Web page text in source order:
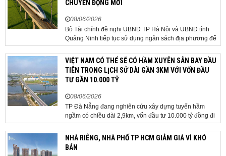
CHUYỂN ĐỘNG MỚI
08/06/2026
Bộ Tài chính đề nghị UBND TP Hà Nội và UBND tỉnh
Quảng Ninh tiếp tục sử dụng ngân sách địa phương để
thực hiện công tác giải phóng mặt bằng đối với phần
tuyến đi qua địa bàn hai địa phương, bảo đảm tiến độ
triển khai. Bộ Tài chính vừa có công văn...
VIỆT NAM CÓ THỂ SẼ CÓ HẦM XUYÊN SÂN BAY ĐẦU
TIÊN TRONG LỊCH SỬ DÀI GẦN 3KM VỚI VỐN ĐẦU
TƯ GẦN 10.000 TỶ
08/06/2026
TP Đà Nẵng đang nghiên cứu xây dựng tuyến hầm
ngầm có chiều dài 2,9km, vốn đầu tư 10.000 tỷ đồng đi
qua sân bay quốc tế. TP Đà Nẵng đang nghiên cứu một
phương án hạ tầng mang tính đột phá khi đề xuất xây
dựng tuyến hầm ngầm xuyên qua khu vực sân...
NHÀ RIÊNG, NHÀ PHỐ TP HCM GIẢM GIÁ VÌ KHÓ
BÁN